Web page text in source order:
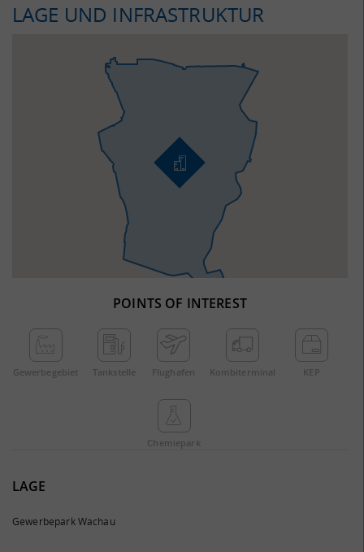
LAGE UND INFRASTRUKTUR
POINTS OF INTEREST
Gewerbe­gebiet Tankstelle Flughafen Kombi­terminal KEP
Chemie­park
LAGE
Gewerbepark Wachau